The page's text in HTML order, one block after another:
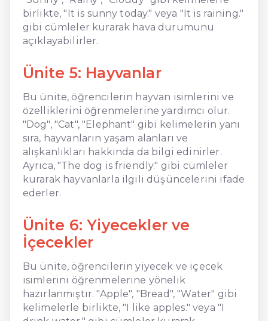
birlikte, "It is sunny today." veya "It is raining."
gibi cümleler kurarak hava durumunu
açıklayabilirler.
Ünite 5: Hayvanlar
Bu ünite, öğrencilerin hayvan isimlerini ve
özelliklerini öğrenmelerine yardımcı olur.
"Dog", "Cat", "Elephant" gibi kelimelerin yanı
sıra, hayvanların yaşam alanları ve
alışkanlıkları hakkında da bilgi edinirler.
Ayrıca, "The dog is friendly." gibi cümleler
kurarak hayvanlarla ilgili düşüncelerini ifade
ederler.
Ünite 6: Yiyecekler ve
İçecekler
Bu ünite, öğrencilerin yiyecek ve içecek
isimlerini öğrenmelerine yönelik
hazırlanmıştır. "Apple", "Bread", "Water" gibi
kelimelerle birlikte, "I like apples." veya "I